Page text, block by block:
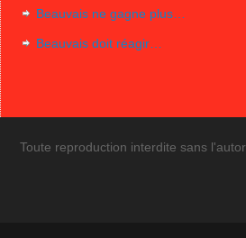
Beauvais ne gagne plus…
Beauvais doit réagir…
Toute reproduction interdite sans